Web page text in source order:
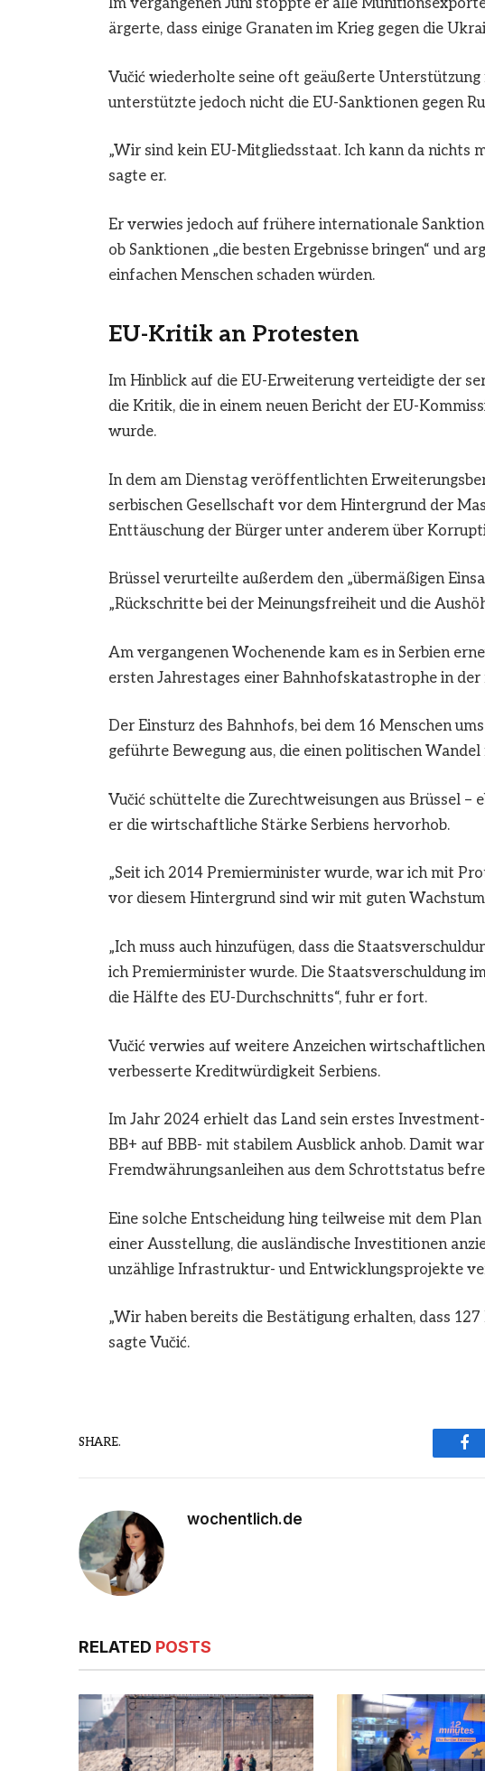
Im vergangenen Juni stoppte er alle
ärgerte, dass einige Granaten im Krieg gegen die
Vučić wiederholte seine oft geäußerte
unterstützte jedoch nicht die EU-Sanktionen gegen
„Wir sind kein EU-Mitgliedsstaat. Ich kann da nichts
sagte er.
Er verwies jedoch auf frühere internationale
ob Sanktionen „die besten Ergebnisse bringen“ und
einfachen Menschen schaden würden.
EU-Kritik an Protesten
Im Hinblick auf die EU-Erweiterung verteidigte der
die Kritik, die in einem neuen Bericht der EU-
wurde.
In dem am Dienstag veröffentlichten
serbischen Gesellschaft vor dem Hintergrund der
Enttäuschung der Bürger unter anderem über
Brüssel verurteilte außerdem den „übermäßigen
„Rückschritte bei der Meinungsfreiheit und die
Am vergangenen Wochenende kam es in Serbien
ersten Jahrestages einer Bahnhofskatastrophe in
Der Einsturz des Bahnhofs, bei dem 16 Menschen
geführte Bewegung aus, die einen politischen
Vučić schüttelte die Zurechtweisungen aus Brüssel –
er die wirtschaftliche Stärke Serbiens hervorhob.
„Seit ich 2014 Premierminister wurde, war ich mit
vor diesem Hintergrund sind wir mit guten
„Ich muss auch hinzufügen, dass die
ich Premierminister wurde. Die Staatsverschuldung
die Hälfte des EU-Durchschnitts“, fuhr er fort.
Vučić verwies auf weitere Anzeichen
verbesserte Kreditwürdigkeit Serbiens.
Im Jahr 2024 erhielt das Land sein erstes
BB+ auf BBB- mit stabilem Ausblick anhob. Damit
Fremdwährungsanleihen aus dem Schrottstatus
Eine solche Entscheidung hing teilweise mit dem
einer Ausstellung, die ausländische Investitionen
unzählige Infrastruktur- und Entwicklungsprojekte
„Wir haben bereits die Bestätigung erhalten, dass
sagte Vučić.
SHARE.
wochentlich.de
RELATED POSTS